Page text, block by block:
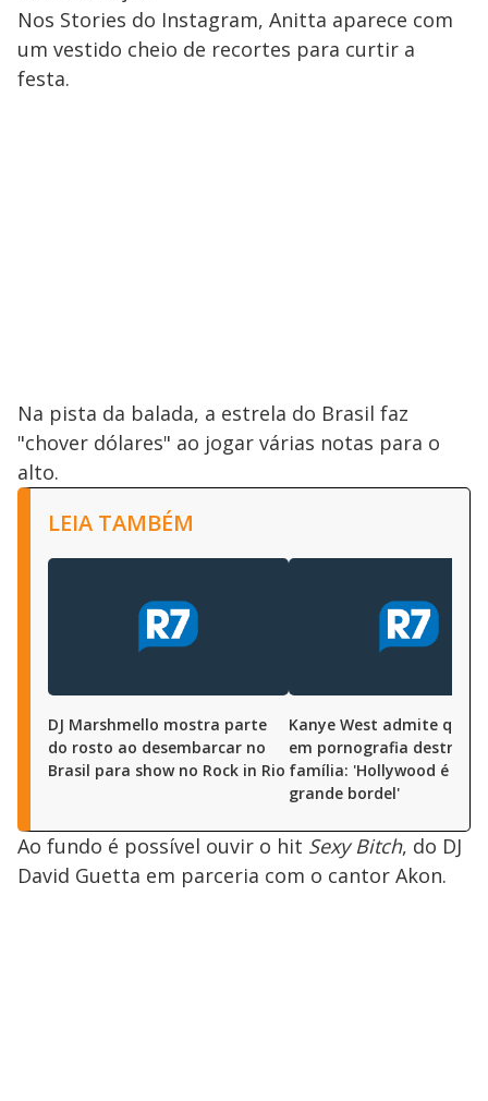
Nos Stories do Instagram, Anitta aparece com
um vestido cheio de recortes para curtir a
festa.
Na pista da balada, a estrela do Brasil faz
"chover dólares" ao jogar várias notas para o
alto.
LEIA TAMBÉM
DJ Marshmello mostra parte
do rosto ao desembarcar no
Brasil para show no Rock in Rio
Kanye West admite que
em pornografia destruiu
família: 'Hollywood é um
grande bordel'
Ao fundo é possível ouvir o hit Sexy Bitch, do DJ
David Guetta em parceria com o cantor Akon.